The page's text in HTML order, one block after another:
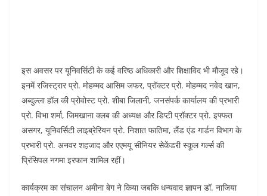
इस अवसर पर यूनिवर्सिटी के कई वरिष्ठ अधिकारी और शिक्षाविद भी मौजूद रहे।
इनमें रजिस्ट्रार प्रो. मोहम्मद आसिम जफर, प्रॉक्टर प्रो. मोहम्मद नवेद खान,
अब्दुल्ला हॉल की प्रोवोस्ट प्रो. शीबा जिलानी, जनसंपर्क कार्यालय की प्रभारी
प्रो. विभा शर्मा, जिमखाना क्लब की अध्यक्ष और डिप्टी प्रॉक्टर प्रो. इफ्फत
असगर, यूनिवर्सिटी लाइब्रेरियन प्रो. निशात फातिमा, लैंड एंड गार्डन विभाग के
प्रभारी प्रो. अनवर शहजाद और एएमयू सीनियर सेकेंडरी स्कूल गर्ल्स की
प्रिंसिपल नगमा इरफान शामिल रहीं।
कार्यक्रम का संचालन अमीना बेग ने किया जबकि धन्यवाद ज्ञापन डॉ. नाजिया